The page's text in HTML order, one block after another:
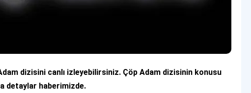
dizisini canlı izleyebilirsiniz. Çöp Adam dizisinin konusu
detaylar haberimizde.